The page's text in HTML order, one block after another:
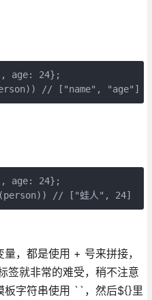
age: 24};
// ["name", "age"]
age: 24};
// ["蛙人", 24]
，都是使用 + 号来拼接，
签就非常的难受，稍不注意
板字符串使用 ``，然后${}里